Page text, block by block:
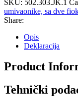
SKU: 502.303.JK.1
umivaonike, sa dve
Share:
Opis
Deklaracija
Product
Tehnički